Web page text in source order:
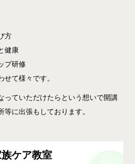
方
健康
プ研修
せて様々です。
っていただけたらという想いで開講
等に出張もしております。
族ケア教室